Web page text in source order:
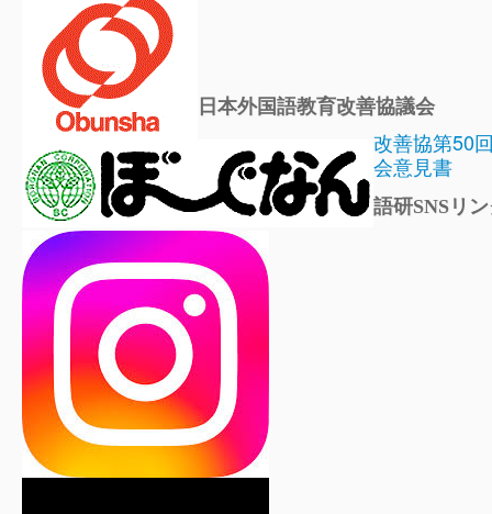
日本外国語教育改善協議会
改善協第50
会意見書
語研SNSリ